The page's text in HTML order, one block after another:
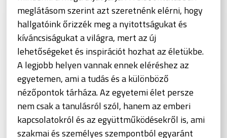
meglátásom szerint azt szeretnénk elérni, hogy
hallgatóink őrizzék meg a nyitottságukat és
kíváncsiságukat a világra, mert az új
lehetőségeket és inspirációt hozhat az életükbe.
A legjobb helyen vannak ennek eléréshez az
egyetemen, ami a tudás és a különböző
nézőpontok tárháza. Az egyetemi élet persze
nem csak a tanulásról szól, hanem az emberi
kapcsolatokról és az együttműködésekről is, ami
szakmai és személyes szempontból egyaránt